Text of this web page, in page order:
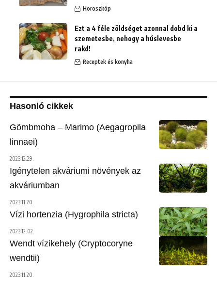
Horoszkóp
Ezt a 4 féle zöldséget azonnal dobd ki a
szemetesbe, nehogy a húslevesbe
rakd!
Receptek és konyha
Hasonló cikkek
Gömbmoha – Marimo (Aegagropila
linnaei)
2023.12.29.
Igénytelen akváriumi növények az
akváriumban
2023.11.20.
Vízi hortenzia (Hygrophila stricta)
2023.12.02.
Wendt vízikehely (Cryptocoryne
wendtii)
2023.11.20.